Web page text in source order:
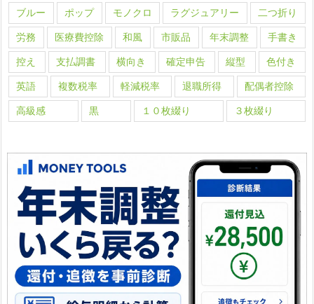
ブルー ポップ モノクロ ラグジュアリー 二つ折り
労務 医療費控除 和風 市販品 年末調整 手書き
控え 支払調書 横向き 確定申告 縦型 色付き
英語 複数税率 軽減税率 退職所得 配偶者控除
高級感 黒 １０枚綴り ３枚綴り